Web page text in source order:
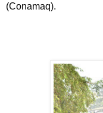
(Conamaq).